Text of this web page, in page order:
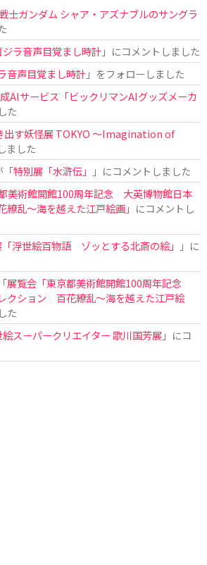
士ガンダム シャア・アズナブルのサングラ
ジラ音声目覚まし時計」にコメントしました
音声目覚まし時計」をフォローしました
AIサービス「ビックリマンAIグッズメーカ
た
出す妖怪展 TOKYO 〜Imagination of
ました
「特別展「水滸伝」
」にコメントしました
美術館開館100周年記念 大英博物館日本
乱～海を越えた江戸絵画」にコメントし
浮世絵百物語 ゾッとする北斎の絵」
」に
展覧会「東京都美術館開館100周年記念
クション 百花繚乱〜海を越えた江戸絵
た
絵スーパークリエイター 歌川国芳展 」にコ